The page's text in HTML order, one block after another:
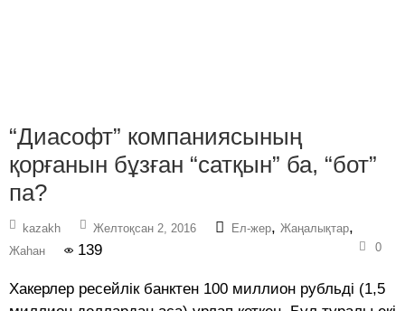
“Диасофт” компаниясының
қорғанын бұзған “сатқын” ба, “бот”
па?
kazakh Желтоқсан 2, 2016 Ел-жер, Жаңалықтар,
Жаһан 139 0
Хакерлер ресейлік банктен 100 миллион рубльді (1,5